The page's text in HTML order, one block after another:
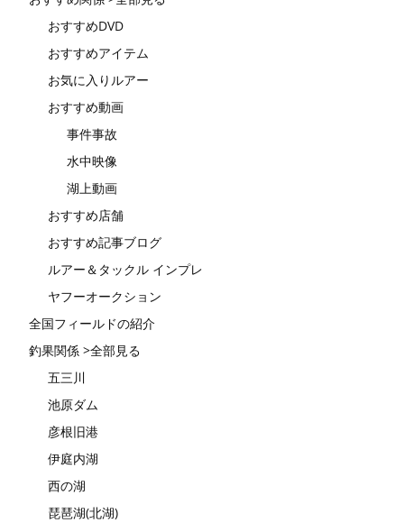
おすすめDVD
おすすめアイテム
お気に入りルアー
おすすめ動画
事件事故
水中映像
湖上動画
おすすめ店舗
おすすめ記事ブログ
ルアー＆タックル インプレ
ヤフーオークション
全国フィールドの紹介
釣果関係 >全部見る
五三川
池原ダム
彦根旧港
伊庭内湖
西の湖
琵琶湖(北湖)